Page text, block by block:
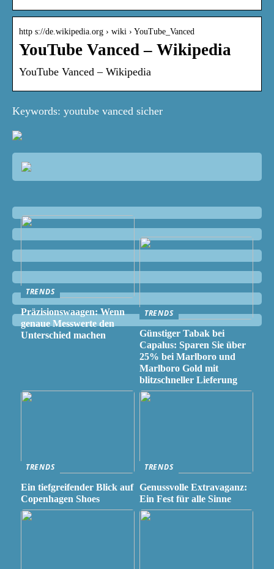
http s://de.wikipedia.org › wiki › YouTube_Vanced
YouTube Vanced – Wikipedia
YouTube Vanced – Wikipedia
Keywords: youtube vanced sicher
TRENDS
Präzisionswaagen: Wenn
genaue Messwerte den
Unterschied machen
TRENDS
Günstiger Tabak bei
Capalus: Sparen Sie über
25% bei Marlboro und
Marlboro Gold mit
blitzschneller Lieferung
TRENDS
Ein tiefgreifender Blick auf
Copenhagen Shoes
TRENDS
Genussvolle Extravaganz:
Ein Fest für alle Sinne